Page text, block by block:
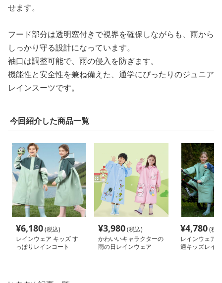
せます。
フード部分は透明窓付きで視界を確保しながらも、雨から
しっかり守る設計になっています。
袖口は調整可能で、雨の侵入を防ぎます。
機能性と安全性を兼ね備えた、通学にぴったりのジュニア
レインスーツです。
今回紹介した商品一覧
¥6,180(税込)
レインウェア キッズ す
っぽりレインコート
¥3,980(税込)
かわいいキャラクターの
雨の日レインウェア
¥4,780(税
レインウェア
適キッズレイ